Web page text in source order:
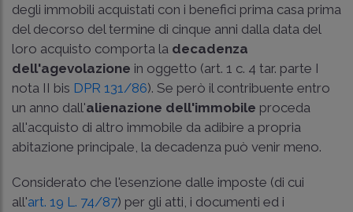
degli immobili acquistati con i benefici prima casa prima
del decorso del termine di cinque anni dalla data del
loro acquisto comporta la decadenza
dell'agevolazione in oggetto (art. 1 c. 4 tar. parte I
nota II bis DPR 131/86). Se però il contribuente entro
un anno dall'alienazione dell'immobile proceda
all'acquisto di altro immobile da adibire a propria
abitazione principale, la decadenza può venir meno.
Considerato che l'esenzione dalle imposte (di cui
all'art. 19 L. 74/87) per gli atti, i documenti ed i